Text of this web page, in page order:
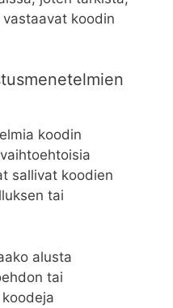
koodin
koodin
sallivat koodien
tai
alusta
tai